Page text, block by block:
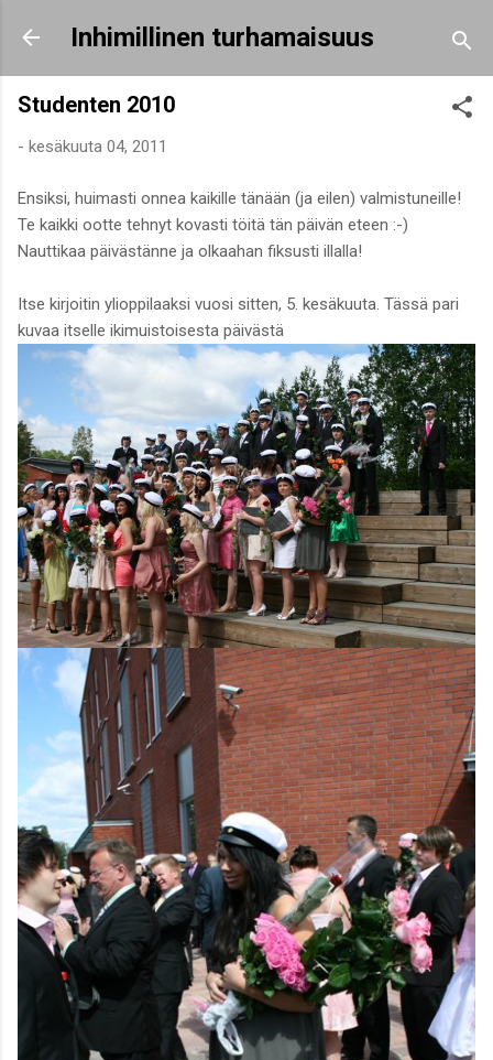
Siirry pääsisältöön
Inhimillinen turhamaisuus
Studenten 2010
- kesäkuuta 04, 2011
Ensiksi, huimasti onnea kaikille tänään (ja eilen) valmistuneille!
Te kaikki ootte tehnyt kovasti töitä tän päivän eteen :-)
Nauttikaa päivästänne ja olkaahan fiksusti illalla!
Itse kirjoitin ylioppilaaksi vuosi sitten, 5. kesäkuuta. Tässä pari
kuvaa itselle ikimuistoisesta päivästä